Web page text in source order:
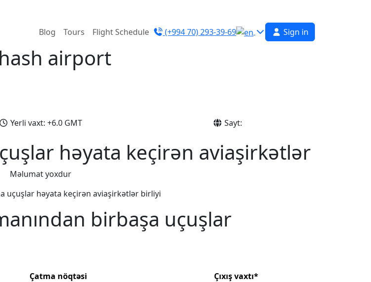
Blog Tours Flight Schedule (+994 70) 293-39-69 Sign in
airport
Yerli vaxt: +6.0 GMT Sayt:
həyata keçirən aviaşirkətlər
Məlumat yoxdur
uçuşlar həyata keçirən aviaşirkətlər birliyi
birbaşa uçuşlar
Çatma nöqtəsi Çıxış vaxtı*